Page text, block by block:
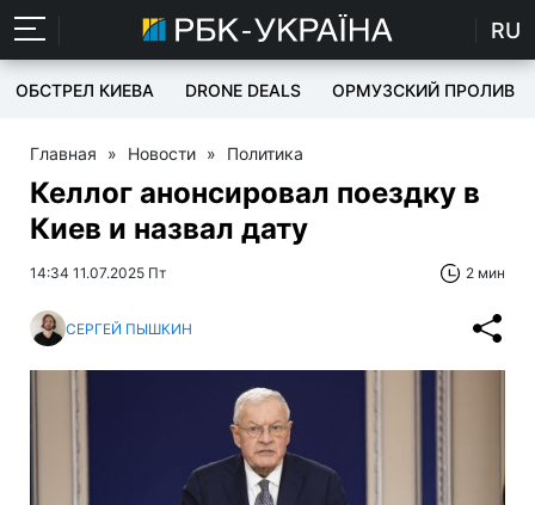
RU
ОБСТРЕЛ КИЕВА DRONE DEALS ОРМУЗСКИЙ ПРОЛИВ
Главная » Новости » Политика
Келлог анонсировал поездку в
Киев и назвал дату
14:34 11.07.2025 Пт 2 мин
СЕРГЕЙ ПЫШКИН